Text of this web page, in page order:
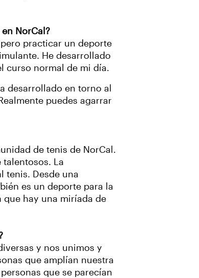
NorCal?
practicar un deporte
He desarrollado
curso normal de mi día.
desarrollado en torno al
puedes agarrar
de tenis de NorCal.
La
tenis. Desde una
es un deporte para la
que hay una miríada de
y nos unimos y
que amplían nuestra
que se parecían